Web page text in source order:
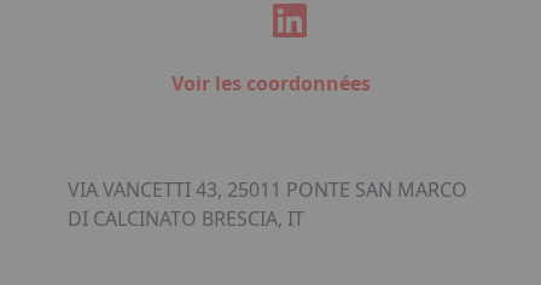
Voir les coordonnées
VIA VANCETTI 43, 25011 PONTE SAN MARCO
DI CALCINATO BRESCIA, IT